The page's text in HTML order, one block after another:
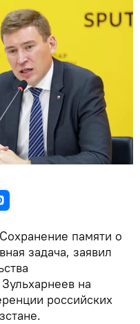
Сохранение памяти о
задача, заявил
на
российских